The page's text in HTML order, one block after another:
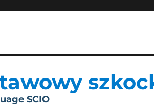
SCIO